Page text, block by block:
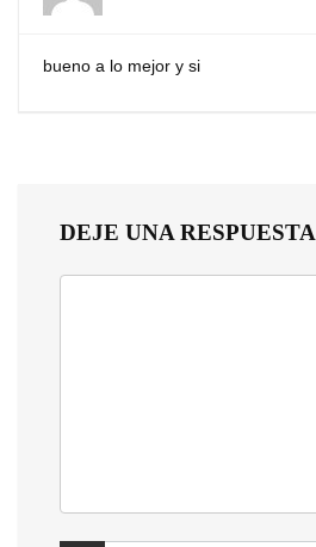
bueno a lo mejor y si
DEJE UNA RESPUESTA